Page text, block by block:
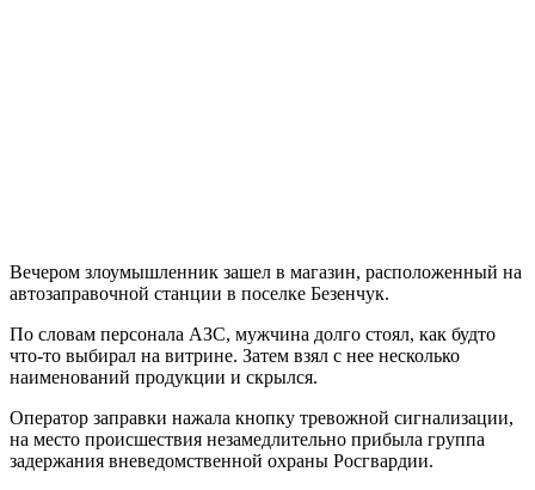
Вечером злоумышленник зашел в магазин, расположенный на
автозаправочной станции в поселке Безенчук.
По словам персонала АЗС, мужчина долго стоял, как будто
что-то выбирал на витрине. Затем взял с нее несколько
наименований продукции и скрылся.
Оператор заправки нажала кнопку тревожной сигнализации,
на место происшествия незамедлительно прибыла группа
задержания вневедомственной охраны Росгвардии.